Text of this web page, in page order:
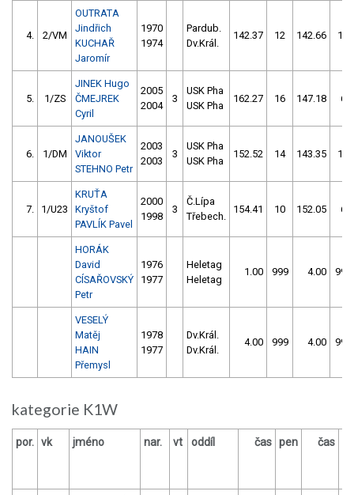
4. 2/VM
OUTRATA
Jindřich
KUCHAŘ
Jaromír
1970
1974
Pardub.
Dv.Král.
142.37 12 142.66 10
5. 1/ZS
JINEK Hugo
ČMEJREK
Cyril
2005
2004
3
USK Pha
USK Pha
162.27 16 147.18 6
6. 1/DM
JANOUŠEK
Viktor
STEHNO Petr
2003
2003
3
USK Pha
USK Pha
152.52 14 143.35 12
7. 1/U23
KRUŤA
Kryštof
PAVLÍK Pavel
2000
1998
3
Č.Lípa
Třebech.
154.41 10 152.05 6
HORÁK
David
CÍSAŘOVSKÝ
Petr
1976
1977
Heletag
Heletag
1.00 999 4.00 999
VESELÝ
Matěj
HAIN
Přemysl
1978
1977
Dv.Král.
Dv.Král.
4.00 999 4.00 999
kategorie K1W
por. vk jméno nar. vt oddíl čas pen čas